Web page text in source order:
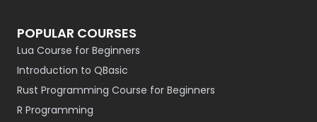
POPULAR COURSES
Lua Course for Beginners
Introduction to QBasic
Rust Programming Course for Beginners
R Programming